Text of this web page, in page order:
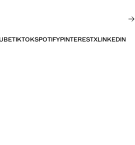
TIKTOKSPOTIFYPINTERESTXLINKEDIN